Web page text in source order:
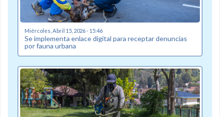
Miércoles, Abril 15, 2026 - 15:46
Se implementa enlace digital para receptar denuncias
por fauna urbana